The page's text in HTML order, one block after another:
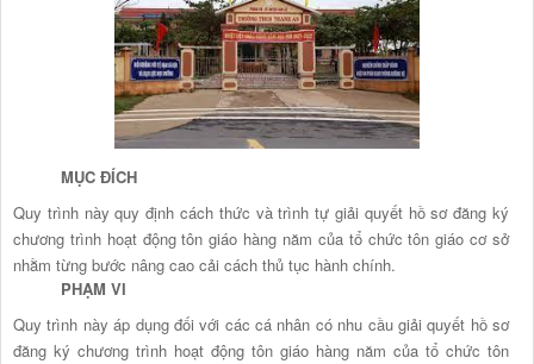
MỤC ĐÍCH
Quy trình này quy định cách thức và trình tự giải quyết hồ sơ đăng ký
chương trình hoạt động tôn giáo hàng năm của tổ chức tôn giáo cơ sở
nhằm từng bước nâng cao cải cách thủ tục hành chính.
PHẠM VI
Quy trình này áp dụng đối với các cá nhân có nhu cầu giải quyết hồ sơ
đăng ký chương trình hoạt động tôn giáo hàng năm của tổ chức tôn